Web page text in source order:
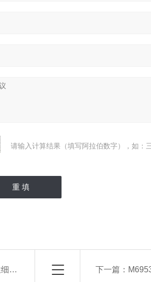
请输入计算结果（填写阿拉伯数字），如：
定 下一篇： M6953-